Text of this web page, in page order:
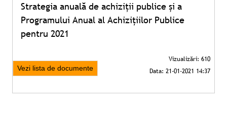
Strategia anuală de achiziții publice și a
Programului Anual al Achizițiilor Publice
pentru 2021
Vezi lista de documente